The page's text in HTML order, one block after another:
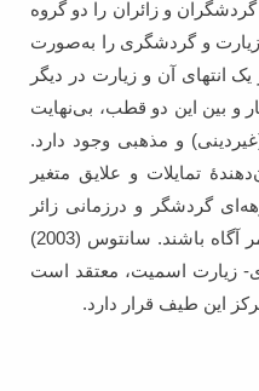
دینی است. اسمیت (1992) گردشگران و زائران را دو گروه
زیارت و گردشگری را به‌صورت
انتهای آن و زیارت در دیگر
و بین این دو قطب، بی‌نهایت
و مذهبی وجود دارد.
تمایلات و علایق متغیر
گردشگر و درزمانی زائر
باشد، بدون اینکه خود نیز از این امر آگاه باشند. سانتوس (2003)
زیارت اسمیت، معتقد است
این طیف قرار دارد.